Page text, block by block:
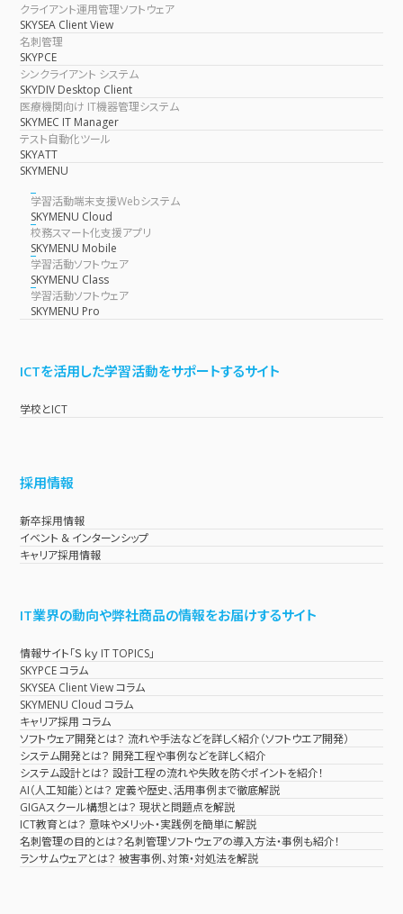
クライアント運用管理ソフトウェア
SKYSEA Client View
名刺管理
SKYPCE
シンクライアント システム
SKYDIV Desktop Client
医療機関向け IT機器管理システム
SKYMEC IT Manager
テスト自動化ツール
SKYATT
SKYMENU
学習活動端末支援Webシステム
SKYMENU Cloud
校務スマート化支援アプリ
SKYMENU Mobile
学習活動ソフトウェア
SKYMENU Class
学習活動ソフトウェア
SKYMENU Pro
ICTを活用した学習活動をサポートするサイト
学校とICT
採用情報
新卒採用情報
イベント & インターンシップ
キャリア採用情報
IT業界の動向や弊社商品の情報をお届けするサイト
情報サイト「Ｓｋｙ IT TOPICS」
SKYPCE コラム
SKYSEA Client View コラム
SKYMENU Cloud コラム
キャリア採用 コラム
ソフトウェア開発とは？ 流れや手法などを詳しく紹介（ソフトウエア開発）
システム開発とは？ 開発工程や事例などを詳しく紹介
システム設計とは？ 設計工程の流れや失敗を防ぐポイントを紹介！
AI（人工知能）とは？ 定義や歴史、活用事例まで徹底解説
GIGAスクール構想とは？ 現状と問題点を解説
ICT教育とは？ 意味やメリット・実践例を簡単に解説
名刺管理の目的とは？名刺管理ソフトウェアの導入方法・事例も紹介！
ランサムウェアとは？ 被害事例、対策・対処法を解説